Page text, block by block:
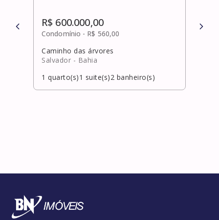
R$ 600.000,00
Condomínio - R$ 560,00
Caminho das árvores
Salvador - Bahia
1 quarto(s)1 suite(s)2 banheiro(s)
R$